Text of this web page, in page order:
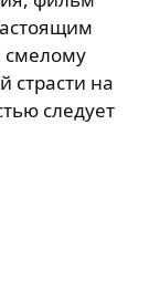
смелому
страсти на
следует